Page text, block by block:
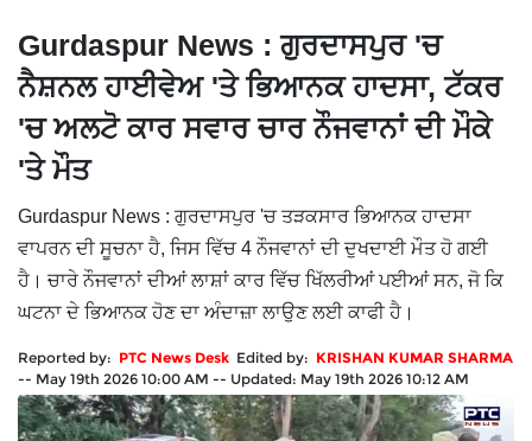
Gurdaspur News : ਗੁਰਦਾਸਪੁਰ 'ਚ
ਨੈਸ਼ਨਲ ਹਾਈਵੇਅ 'ਤੇ ਭਿਆਨਕ ਹਾਦਸਾ, ਟੱਕਰ
'ਚ ਅਲਟੋ ਕਾਰ ਸਵਾਰ ਚਾਰ ਨੌਜਵਾਨਾਂ ਦੀ ਮੌਕੇ
'ਤੇ ਮੌਤ
Gurdaspur News : ਗੁਰਦਾਸਪੁਰ 'ਚ ਤੜਕਸਾਰ ਭਿਆਨਕ ਹਾਦਸਾ
ਵਾਪਰਨ ਦੀ ਸੂਚਨਾ ਹੈ, ਜਿਸ ਵਿੱਚ 4 ਨੌਜਵਾਨਾਂ ਦੀ ਦੁਖਦਾਈ ਮੌਤ ਹੋ ਗਈ
ਹੈ। ਚਾਰੇ ਨੌਜਵਾਨਾਂ ਦੀਆਂ ਲਾਸ਼ਾਂ ਕਾਰ ਵਿੱਚ ਖਿੱਲਰੀਆਂ ਪਈਆਂ ਸਨ, ਜੋ ਕਿ
ਘਟਨਾ ਦੇ ਭਿਆਨਕ ਹੋਣ ਦਾ ਅੰਦਾਜ਼ਾ ਲਾਉਣ ਲਈ ਕਾਫੀ ਹੈ।
Reported by: PTC News Desk Edited by: KRISHAN KUMAR SHARMA
-- May 19th 2026 10:00 AM -- Updated: May 19th 2026 10:12 AM